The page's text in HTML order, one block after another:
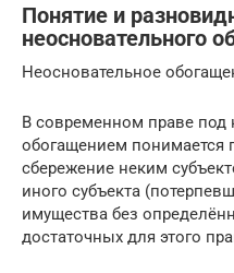
Понятие и
неосновательного
Неосновательное
В современном праве под
обогащением понимается
сбережение неким
иного субъекта
имущества без
достаточных для этого